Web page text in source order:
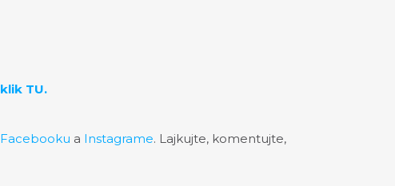
klik TU.
Facebooku a Instagrame. Lajkujte, komentujte,